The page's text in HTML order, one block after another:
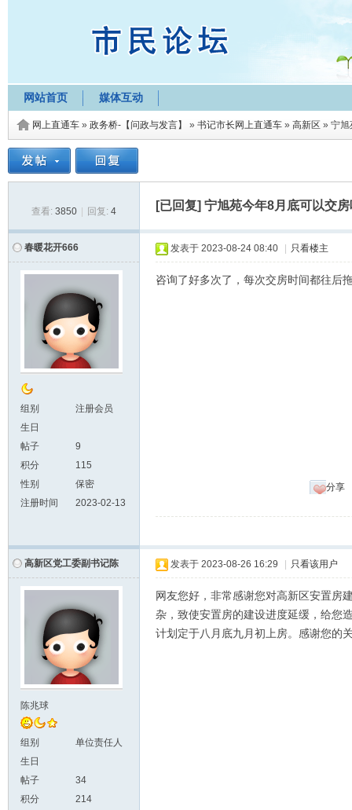
网站首页 媒体互动
网上直通车 » 政务桥-【问政与发言】 » 书记市长网上直通车 » 高新区 » 宁旭
查看: 3850 回复: 4 [已回复] 宁旭苑今年8月底可以交房
春暖花开666
组别
注册会员
生日
帖子
9
积分
115
性别
保密
注册时间
2023-02-13
发表于 2023-08-24 08:40 只看楼主
咨询了好多次了，每次交房时间都往后
分享
高新区党工委副书记陈
陈兆球
组别
单位责任人
生日
帖子
34
积分
214
发表于 2023-08-26 16:29 只看该用户
网友您好，非常感谢您对高新区安置房
杂，致使安置房的建设进度延缓，给您
计划定于八月底九月初上房。感谢您的